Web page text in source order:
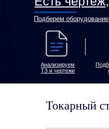
Подберем оборудование,
Анализируем
ТЗ и чертежи
Токарный